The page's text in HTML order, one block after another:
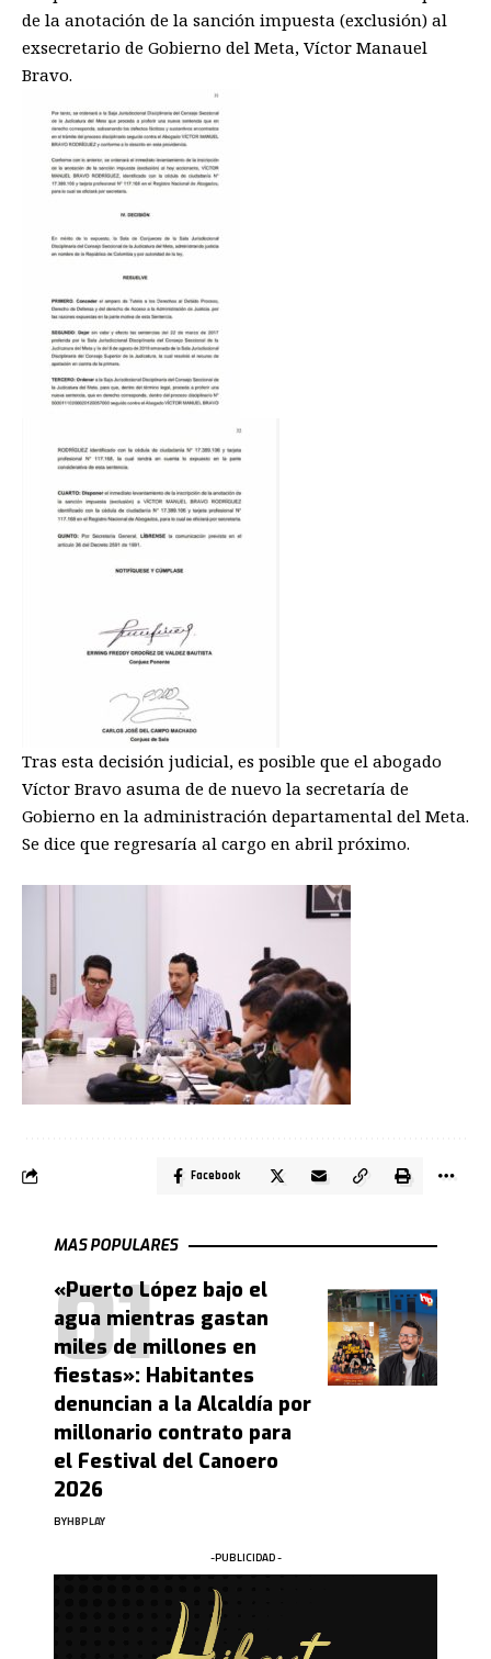
de la anotación de la sanción impuesta (exclusión) al
exsecretario de Gobierno del Meta, Víctor Manauel
Bravo.
Tras esta decisión judicial, es posible que el abogado
Víctor Bravo asuma de de nuevo la secretaría de
Gobierno en la administración departamental del Meta.
Se dice que regresaría al cargo en abril próximo.
Facebook
MAS POPULARES
«Puerto López bajo el
agua mientras gastan
miles de millones en
fiestas»: Habitantes
denuncian a la Alcaldía por
millonario contrato para
el Festival del Canoero
2026
BYHBPLAY
-PUBLICIDAD -